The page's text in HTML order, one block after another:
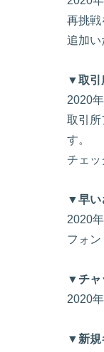
再挑戦
追加い
▼取引
2020
取引所
す。
チェッ
▼早い
2020
フォン
▼チャ
2020
▼新規